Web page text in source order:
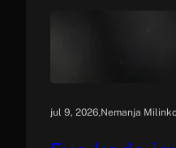
jul 9, 2026.Nemanja